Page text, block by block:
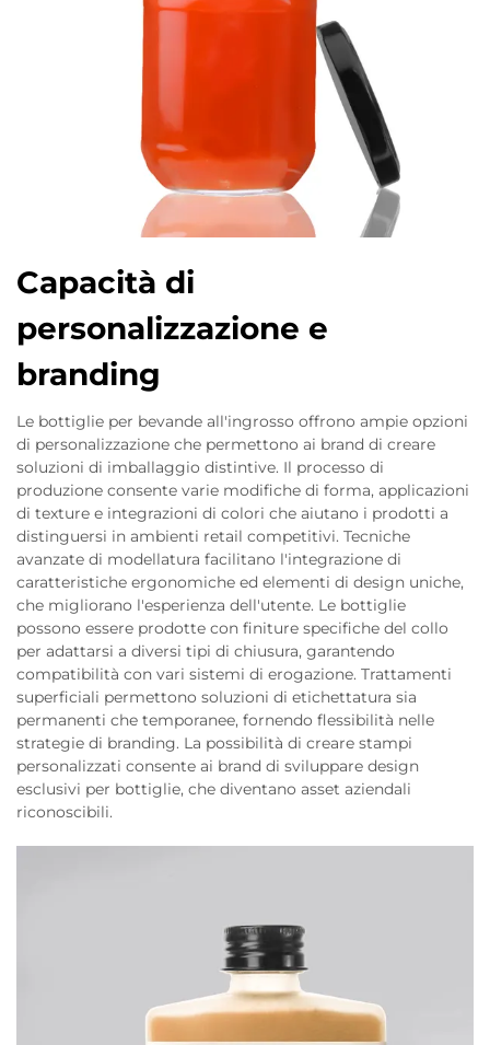
Capacità di
personalizzazione e
branding
Le bottiglie per bevande all'ingrosso offrono ampie opzioni
di personalizzazione che permettono ai brand di creare
soluzioni di imballaggio distintive. Il processo di
produzione consente varie modifiche di forma, applicazioni
di texture e integrazioni di colori che aiutano i prodotti a
distinguersi in ambienti retail competitivi. Tecniche
avanzate di modellatura facilitano l'integrazione di
caratteristiche ergonomiche ed elementi di design uniche,
che migliorano l'esperienza dell'utente. Le bottiglie
possono essere prodotte con finiture specifiche del collo
per adattarsi a diversi tipi di chiusura, garantendo
compatibilità con vari sistemi di erogazione. Trattamenti
superficiali permettono soluzioni di etichettatura sia
permanenti che temporanee, fornendo flessibilità nelle
strategie di branding. La possibilità di creare stampi
personalizzati consente ai brand di sviluppare design
esclusivi per bottiglie, che diventano asset aziendali
riconoscibili.